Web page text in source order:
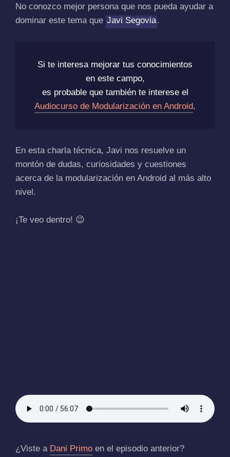
No conozco mejor persona que nos pueda ayudar a
dominar este tema que Javi Segovia.
Si te interesa mejorar tus conocimientos
en este campo,
es probable que también te interese el
Audiocurso de Modularización en Android.
En esta charla técnica, Javi nos resuelve un
montón de dudas, curiosidades y cuestiones
acerca de la modularización en Android al más alto
nivel.
¡Te veo dentro! 😉
¿Viste a Dani Primo en el episodio anterior?